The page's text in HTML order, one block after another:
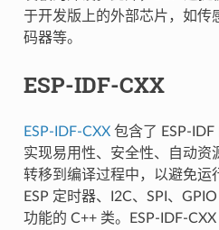
于开发版上的外部芯片，如传
码器等。
ESP-IDF-CXX
ESP-IDF-CXX包含了 ESP-IDF
实现易用性、安全性、自动资
转移到编译过程中，以避免运
ESP 定时器、I2C、SPI、
功能的 C++ 类。ESP-IDF-